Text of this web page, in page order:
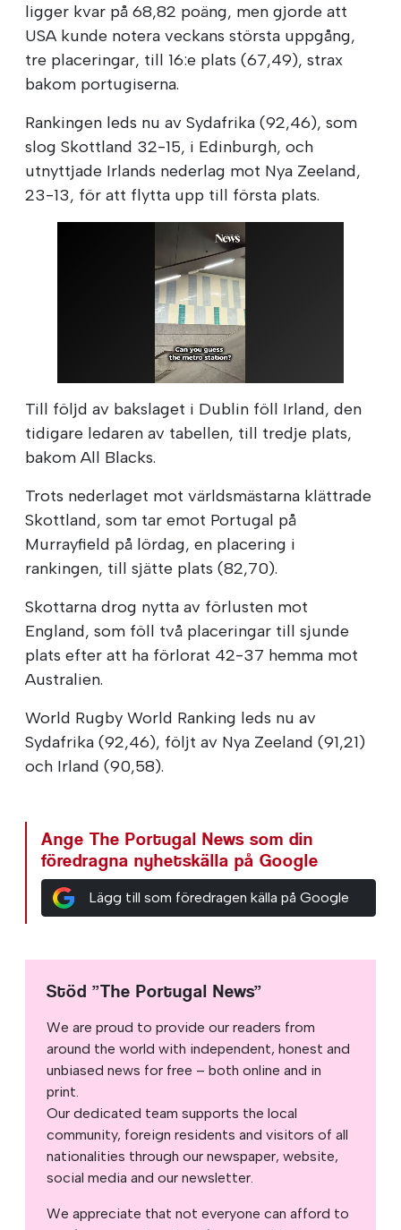
ligger kvar på 68,82 poäng, men gjorde att
USA kunde notera veckans största uppgång,
tre placeringar, till 16:e plats (67,49), strax
bakom portugiserna.
Rankingen leds nu av Sydafrika (92,46), som
slog Skottland 32-15, i Edinburgh, och
utnyttjade Irlands nederlag mot Nya Zeeland,
23-13, för att flytta upp till första plats.
Till följd av bakslaget i Dublin föll Irland, den
tidigare ledaren av tabellen, till tredje plats,
bakom All Blacks.
Trots nederlaget mot världsmästarna klättrade
Skottland, som tar emot Portugal på
Murrayfield på lördag, en placering i
rankingen, till sjätte plats (82,70).
Skottarna drog nytta av förlusten mot
England, som föll två placeringar till sjunde
plats efter att ha förlorat 42-37 hemma mot
Australien.
World Rugby World Ranking leds nu av
Sydafrika (92,46), följt av Nya Zeeland (91,21)
och Irland (90,58).
Ange The Portugal News som din
föredragna nyhetskälla på Google
Lägg till som föredragen källa på Google
Stöd ”The Portugal News”
We are proud to provide our readers from
around the world with independent, honest and
unbiased news for free – both online and in
print.
Our dedicated team supports the local
community, foreign residents and visitors of all
nationalities through our newspaper, website,
social media and our newsletter.
We appreciate that not everyone can afford to